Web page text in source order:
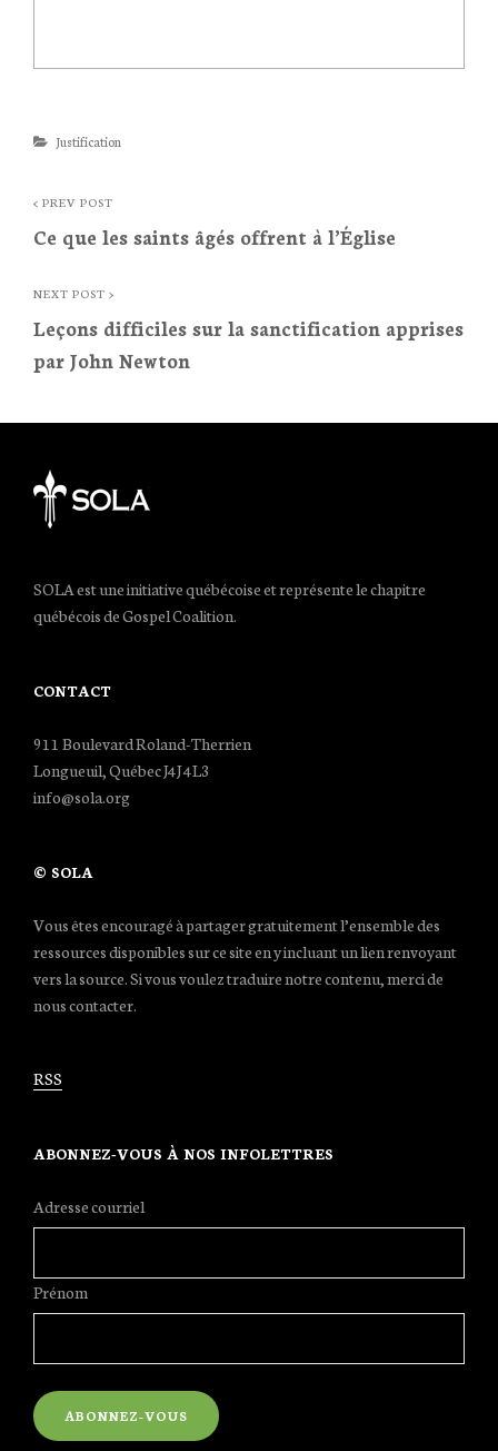
Categories
Justification
Post
navigation
< PREV POST
Ce que les saints âgés offrent à l’Église
Prev
Post
NEXT POST >
Leçons difficiles sur la sanctification apprises
par John Newton
Post
SOLA est une initiative québécoise et représente le chapitre
québécois de Gospel Coalition.
CONTACT
911 Boulevard Roland-Therrien
Longueuil, Québec J4J 4L3
info@sola.org
© SOLA
Vous êtes encouragé à partager gratuitement l’ensemble des
ressources disponibles sur ce site en y incluant un lien renvoyant
vers la source. Si vous voulez traduire notre contenu, merci de
nous contacter.
RSS
ABONNEZ-VOUS À NOS INFOLETTRES
Adresse courriel
Prénom